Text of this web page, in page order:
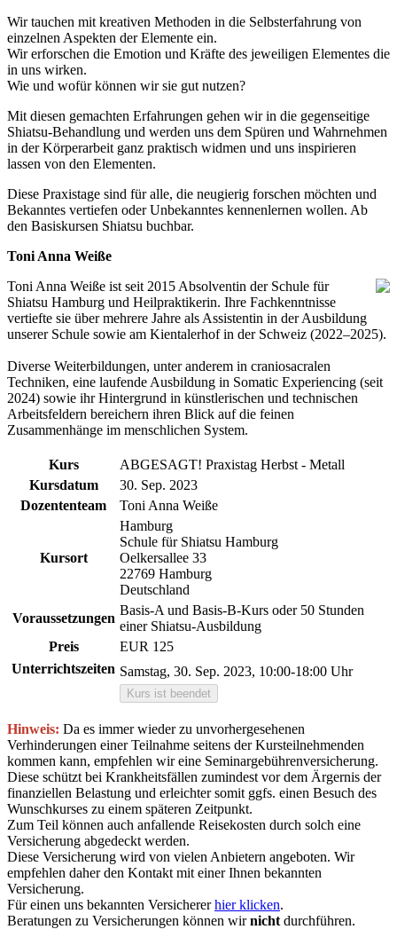
Wir tauchen mit kreativen Methoden in die Selbsterfahrung von
einzelnen Aspekten der Elemente ein.
Wir erforschen die Emotion und Kräfte des jeweiligen Elementes die
in uns wirken.
Wie und wofür können wir sie gut nutzen?
Mit diesen gemachten Erfahrungen gehen wir in die gegenseitige
Shiatsu-Behandlung und werden uns dem Spüren und Wahrnehmen
in der Körperarbeit ganz praktisch widmen und uns inspirieren
lassen von den Elementen.
Diese Praxistage sind für alle, die neugierig forschen möchten und
Bekanntes vertiefen oder Unbekanntes kennenlernen wollen. Ab
den Basiskursen Shiatsu buchbar.
Toni Anna Weiße
Toni Anna Weiße ist seit 2015 Absolventin der Schule für
Shiatsu Hamburg und Heilpraktikerin. Ihre Fachkenntnisse
vertiefte sie über mehrere Jahre als Assistentin in der Ausbildung
unserer Schule sowie am Kientalerhof in der Schweiz (2022–2025).
Diverse Weiterbildungen, unter anderem in craniosacralen
Techniken, eine laufende Ausbildung in Somatic Experiencing (seit
2024) sowie ihr Hintergrund in künstlerischen und technischen
Arbeitsfeldern bereichern ihren Blick auf die feinen
Zusammenhänge im menschlichen System.
Kurs
ABGESAGT! Praxistag Herbst - Metall
Kursdatum
30. Sep. 2023
Dozententeam
Toni Anna Weiße
Kursort
Hamburg
Schule für Shiatsu Hamburg
Oelkersallee 33
22769 Hamburg
Deutschland
Voraussetzungen
Basis-A und Basis-B-Kurs oder 50 Stunden
einer Shiatsu-Ausbildung
Preis
EUR 125
Unterrichtszeiten Samstag, 30. Sep. 2023, 10:00-18:00 Uhr
Kurs ist beendet
Hinweis: Da es immer wieder zu unvorhergesehenen
Verhinderungen einer Teilnahme seitens der Kursteilnehmenden
kommen kann, empfehlen wir eine Seminargebührenversicherung.
Diese schützt bei Krankheitsfällen zumindest vor dem Ärgernis der
finanziellen Belastung und erleichter somit ggfs. einen Besuch des
Wunschkurses zu einem späteren Zeitpunkt.
Zum Teil können auch anfallende Reisekosten durch solch eine
Versicherung abgedeckt werden.
Diese Versicherung wird von vielen Anbietern angeboten. Wir
empfehlen daher den Kontakt mit einer Ihnen bekannten
Versicherung.
Für einen uns bekannten Versichererhier klicken.
Beratungen zu Versicherungen können wirnicht durchführen.